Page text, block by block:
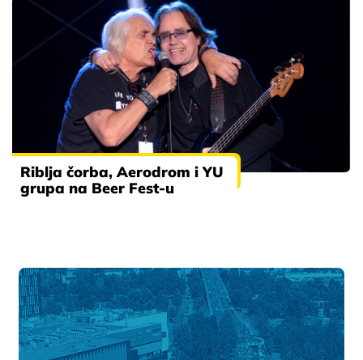
Riblja čorba, Aerodrom i YU
grupa na Beer Fest-u